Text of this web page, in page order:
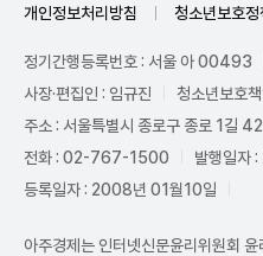
개인정보처리방침 청소년보호정
정기간행등록번호 : 서울 아 00493
사장·편집인 : 임규진
청소년보호
주소 : 서울특별시 종로구 종로 1길
전화 : 02-767-1500
발행일자
등록일자 : 2008년 01월10일
아주경제는 인터넷신문윤리위원회